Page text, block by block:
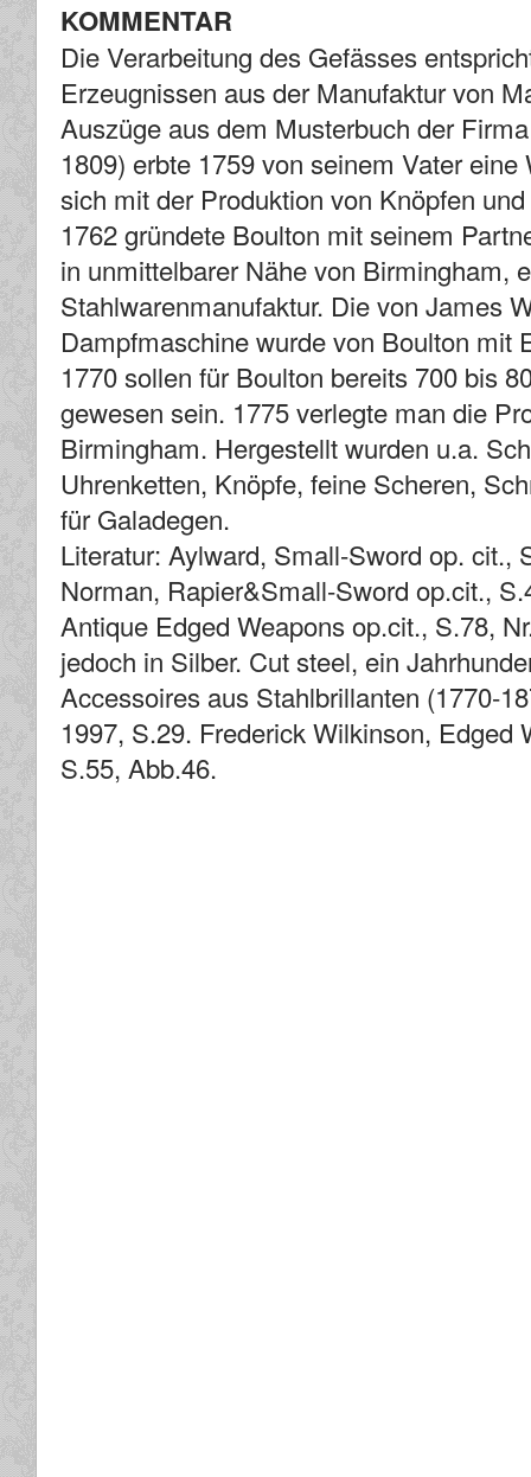
KOMMENTAR
Die Verarbeitung des Gefässes
Erzeugnissen aus der Manufaktur von
Auszüge aus dem Musterbuch der
1809) erbte 1759 von seinem Vater
sich mit der Produktion von Knöpfen
1762 gründete Boulton mit seinem
in unmittelbarer Nähe von Birmingham,
Stahlwarenmanufaktur. Die von James
Dampfmaschine wurde von Boulton mit
1770 sollen für Boulton bereits 700 bis
gewesen sein. 1775 verlegte man die
Birmingham. Hergestellt wurden u.a.
Uhrenketten, Knöpfe, feine Scheren,
für Galadegen.
Literatur: Aylward, Small-Sword op. cit.,
Norman, Rapier&Small-Sword op.cit.,
Antique Edged Weapons op.cit., S.78,
jedoch in Silber. Cut steel, ein
Accessoires aus Stahlbrillanten (1770-
1997, S.29. Frederick Wilkinson, Edged
S.55, Abb.46.